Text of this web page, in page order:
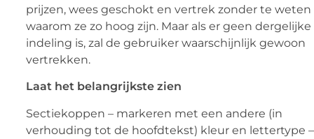
prijzen, wees geschokt en vertrek zonder te weten
waarom ze zo hoog zijn. Maar als er geen dergelijke
indeling is, zal de gebruiker waarschijnlijk gewoon
vertrekken.
Laat het belangrijkste zien
Sectiekoppen – markeren met een andere (in
verhouding tot de hoofdtekst) kleur en lettertype –